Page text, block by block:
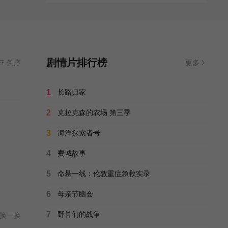
倒序
换一换
剧情片排行榜 更多
1 长路归家
2 克拉克森的农场 第三季
3 海洋探索者号
4 费城故事
5 命悬一线：伦敦重症急救实录
6 母亲节幽会
7 野兽们的战争